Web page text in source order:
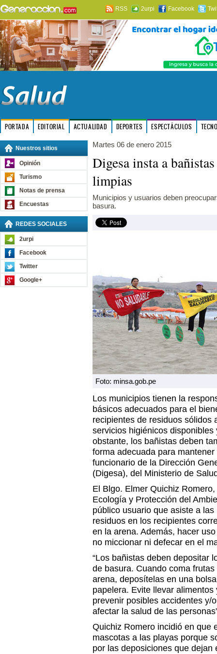
RSS 2urpi Facebook
PORTADA EDITORIAL ACTUALIDAD DEPORTES ESPECTÁCULOS
Nuestros sitios
Opinión
Turismo
Notas de prensa
Encuestas
REDES SOCIALES
2urpi
Facebook
Twitter
Google+
Martes 06 de enero 2015
Digesa insta a
limpias
Municipios y usuarios deben
basura.
Foto: minsa.gob.pe
Los municipios tienen la
básicos adecuados para el
recipientes de residuos sólidos
servicios higiénicos
obstante, los bañistas deben
forma adecuada para
funcionario de la Dirección
(Digesa), del Ministerio de
El Blgo. Elmer Quichiz
Ecología y Protección del
público usuario que asiste a
residuos en los recipientes
en la arena. Además, hacer
no miccionar ni defecar en el
“Los bañistas deben depositar
de basura. Cuando coma
arena, deposítelas en una
papelera. Evite llevar
prevenir posibles accidentes y/
afectar la salud de las
Quichiz Romero incidió en que
mascotas a las playas porque
por las deposiciones que dejan